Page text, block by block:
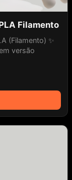
Filamento
(Filamento) ✨
versão